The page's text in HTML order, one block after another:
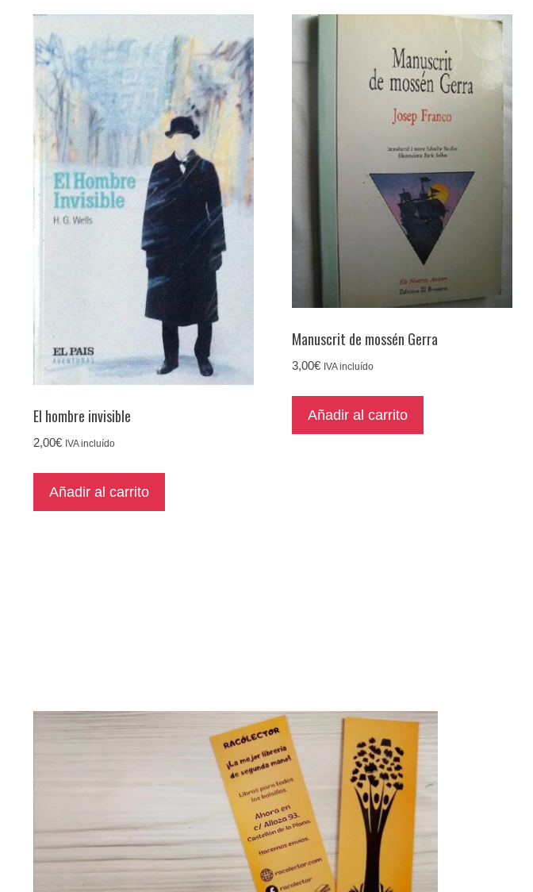
El hombre invisible
2,00€ IVA incluído
Añadir al carrito
Manuscrit de mossén Gerra
3,00€ IVA incluído
Añadir al carrito